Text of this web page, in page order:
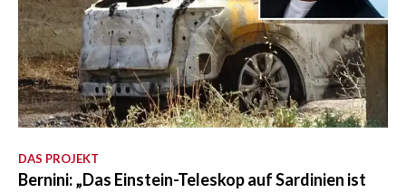
DAS PROJEKT
Bernini: „Das Einstein-Teleskop auf Sardinien ist